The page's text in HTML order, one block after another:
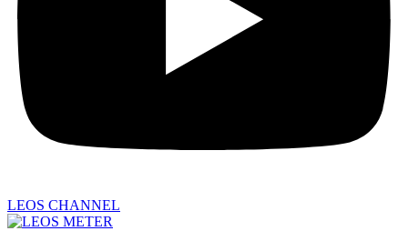
LEOS CHANNEL